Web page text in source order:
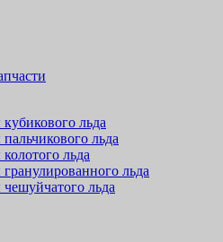
льда
льда
льда
льда
льда